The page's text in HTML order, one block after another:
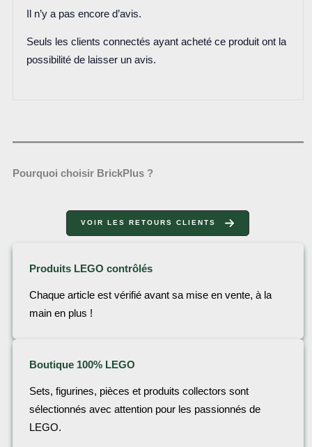
Il n’y a pas encore d’avis.
Seuls les clients connectés ayant acheté ce produit ont la
possibilité de laisser un avis.
Pourquoi choisir BrickPlus ?
VOIR LES RETOURS CLIENTS
Produits LEGO contrôlés
Chaque article est vérifié avant sa mise en vente, à la
main en plus !
Boutique 100% LEGO
Sets, figurines, pièces et produits collectors sont
sélectionnés avec attention pour les passionnés de
LEGO.